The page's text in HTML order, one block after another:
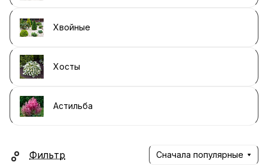
Хвойные
Хосты
Астильба
Фильтр Сначала популярные